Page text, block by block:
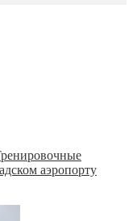
аэропорту